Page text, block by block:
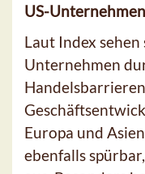
US-
Laut Index
Unternehmen
Europa und
ebenfalls